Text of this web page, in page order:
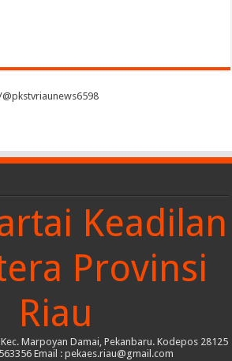
Keadilan
Provinsi
Riau
Marpoyan Damai, Pekanbaru. Kodepos 28125
Email : pekaes.riau@gmail.com